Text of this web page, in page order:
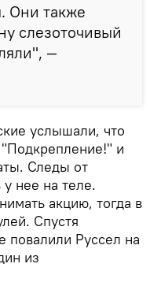
Они также
слезоточивый
—
услышали, что
"Подкрепление!" и
Следы от
у нее на теле.
акцию, тогда в
Спустя
повалили Руссел на
из